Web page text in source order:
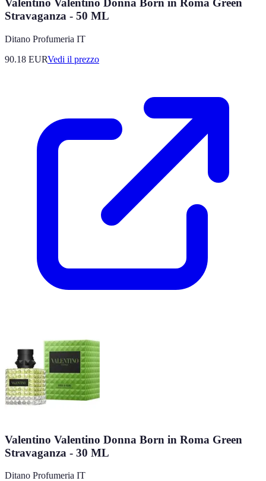
Valentino Valentino Donna Born in Roma Green
Stravaganza - 50 ML
Ditano Profumeria IT
90.18 EURVedi il prezzo
Valentino Valentino Donna Born in Roma Green
Stravaganza - 30 ML
Ditano Profumeria IT